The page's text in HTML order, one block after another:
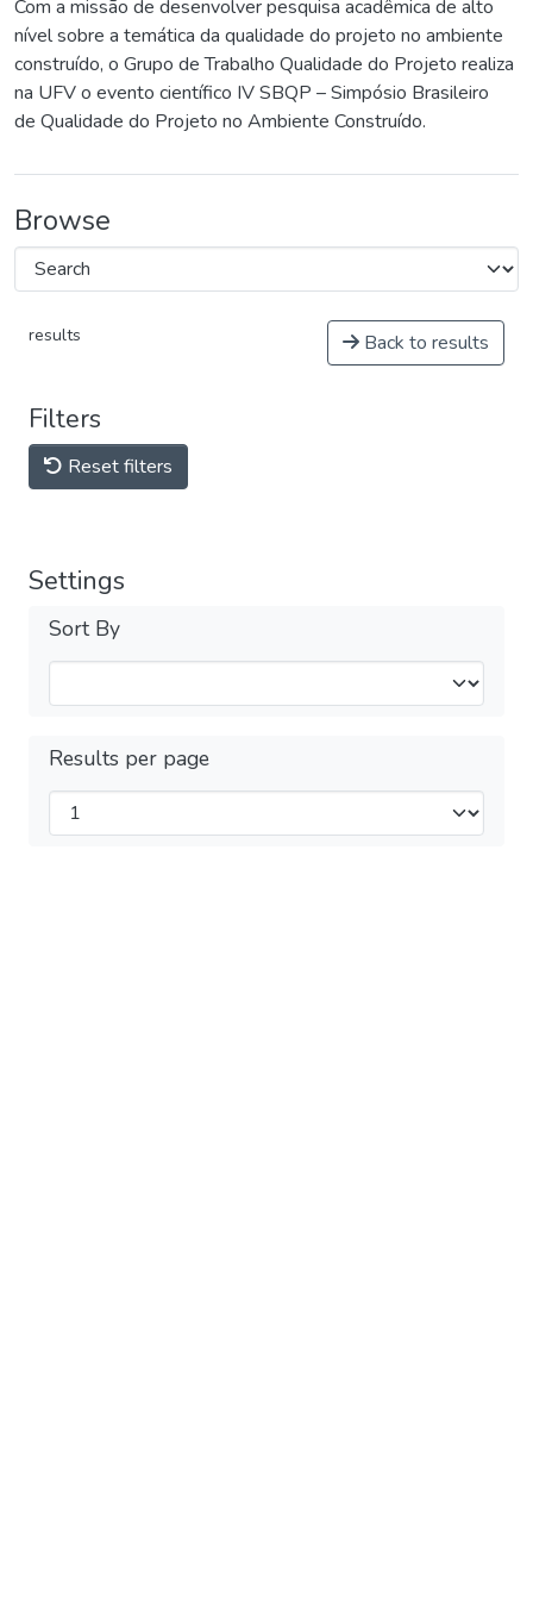
Com a missão de desenvolver pesquisa acadêmica de alto
nível sobre a temática da qualidade do projeto no ambiente
construído, o Grupo de Trabalho Qualidade do Projeto realiza
na UFV o evento científico IV SBQP – Simpósio Brasileiro
de Qualidade do Projeto no Ambiente Construído.
Browse
results Back to results
Filters
Reset filters
Settings
Sort By
Results per page